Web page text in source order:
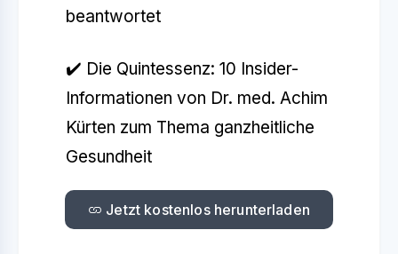
beantwortet
✔️ Die Quintessenz: 10 Insider-
Informationen von Dr. med. Achim
Kürten zum Thema ganzheitliche
Gesundheit
Jetzt kostenlos herunterladen